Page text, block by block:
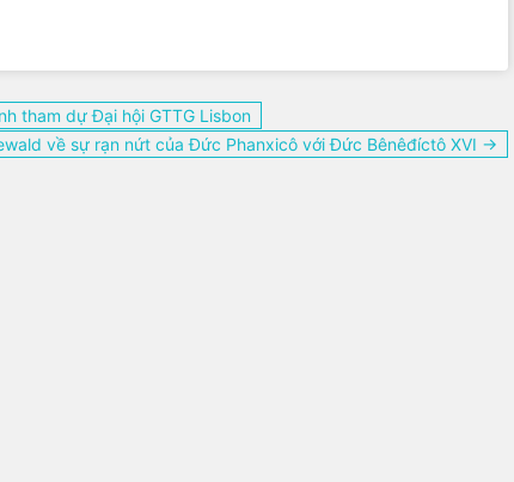
tham dự Đại hội GTTG Lisbon
về sự rạn nứt của Đức Phanxicô với Đức Bênêđíctô XVI →